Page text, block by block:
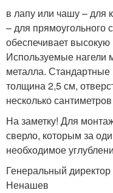
в лапу или чашу – для
– для прямоугольного
обеспечивает высокую
Используемые нагели
металла.
толщина 2,5 см,
несколько
На заметку! Для
сверло, которым за
необходимое
Генеральный
Ненашев